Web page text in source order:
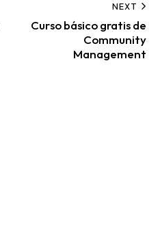
NEXT
Curso básico gratis de
Community
Management